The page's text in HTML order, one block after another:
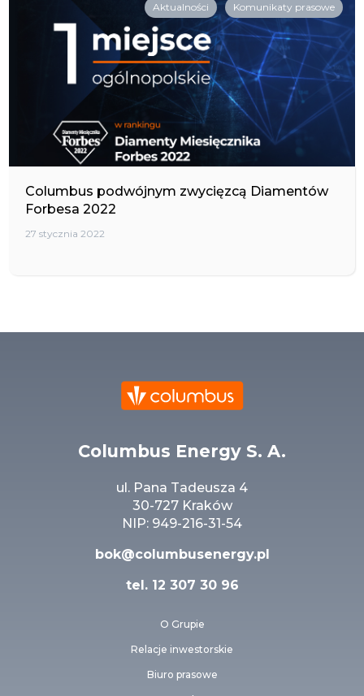
Aktualności Komunikaty prasowe
Columbus podwójnym zwycięzcą Diamentów
Forbesa 2022
27 stycznia 2022
Columbus Energy S. A.
ul. Pana Tadeusza 4
30-727 Kraków
NIP: 949-216-31-54
bok@columbusenergy.pl
tel.12 307 30 96
O Grupie
Relacje inwestorskie
Biuro prasowe